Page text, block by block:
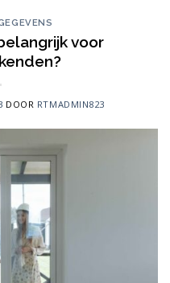
voor
DOOR RTMADMIN823